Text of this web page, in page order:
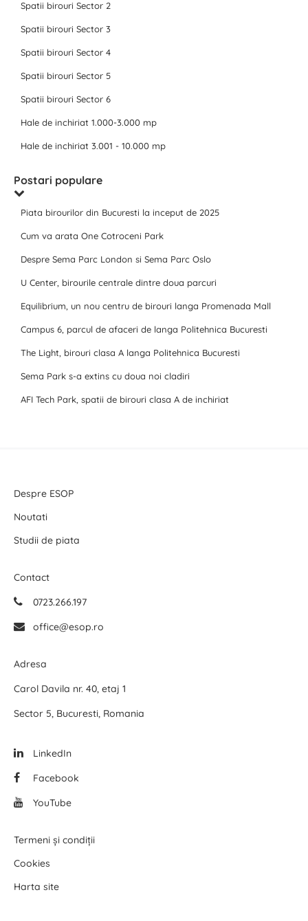
Spatii birouri Sector 2
Spatii birouri Sector 3
Spatii birouri Sector 4
Spatii birouri Sector 5
Spatii birouri Sector 6
Hale de inchiriat 1.000-3.000 mp
Hale de inchiriat 3.001 - 10.000 mp
Postari populare
Piata birourilor din Bucuresti la inceput de 2025
Cum va arata One Cotroceni Park
Despre Sema Parc London si Sema Parc Oslo
U Center, birourile centrale dintre doua parcuri
Equilibrium, un nou centru de birouri langa Promenada Mall
Campus 6, parcul de afaceri de langa Politehnica Bucuresti
The Light, birouri clasa A langa Politehnica Bucuresti
Sema Park s-a extins cu doua noi cladiri
AFI Tech Park, spatii de birouri clasa A de inchiriat
Despre ESOP
Noutati
Studii de piata
Contact
0723.266.197
office@esop.ro
Adresa
Carol Davila nr. 40, etaj 1
Sector 5, Bucuresti, Romania
LinkedIn
Facebook
YouTube
Termeni și condiții
Cookies
Harta site